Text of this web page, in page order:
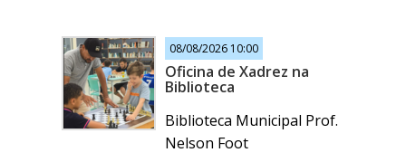
08/08/2026 10:00
Oficina de Xadrez na
Biblioteca
Biblioteca Municipal Prof.
Nelson Foot